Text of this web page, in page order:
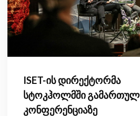
ISET-ის დირექტორმა
სტოკჰოლმში გამართულ
კონფერენციაზე